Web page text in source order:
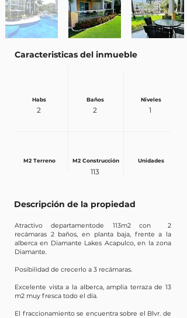
Caracteristicas del inmueble
Habs
2
Baños
2
Niveles
1
M2 Terreno M2 Construcción
113
Unidades
Descripción de la propiedad
Atractivo departamentode 113m2 con 2
recámaras 2 baños, en planta baja, frente a la
alberca en Diamante Lakes Acapulco, en la zona
Diamante.
Posibilidad de crecerlo a 3 recámaras.
Excelente vista a la alberca, amplia terraza de 13
m2 muy fresca todo el día.
El fraccionamiento se encuentra sobre el Blvr. de